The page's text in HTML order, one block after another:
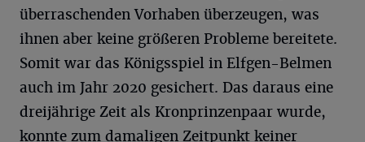
überraschenden Vorhaben überzeugen, was
ihnen aber keine größeren Probleme bereitete.
Somit war das Königsspiel in Elfgen-Belmen
auch im Jahr 2020 gesichert. Das daraus eine
dreijährige Zeit als Kronprinzenpaar wurde,
konnte zum damaligen Zeitpunkt keiner